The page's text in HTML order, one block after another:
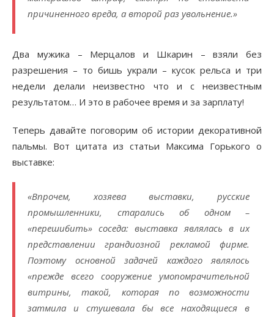
причиненного вреда, а второй раз увольнение.»
Два мужика – Мерцалов и Шкарин – взяли без
разрешения – то бишь украли – кусок рельса и три
недели делали неизвестно что и с неизвестным
результатом… И это в рабочее время и за зарплату!
Теперь давайте поговорим об истории декоративной
пальмы. Вот цитата из статьи Максима Горького о
выставке:
«Впрочем, хозяева выставки, русские
промышленники, старались об одном –
«перешибить» соседа: выставка являлась в их
представлении грандиозной рекламой фирме.
Поэтому основной задачей каждого являлось
«прежде всего сооружение умопомрачительной
витрины, такой, которая по возможности
затмила и стушевала бы все находящиеся в